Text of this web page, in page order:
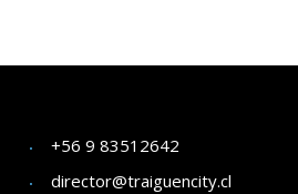
+56 9 83512642
director@traiguencity.cl